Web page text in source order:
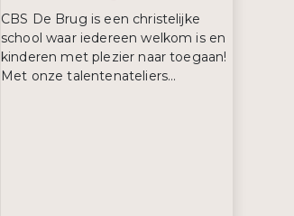
CBS De Brug is een christelijke
school waar iedereen welkom is en
kinderen met plezier naar toegaan!
Met onze talentenateliers...